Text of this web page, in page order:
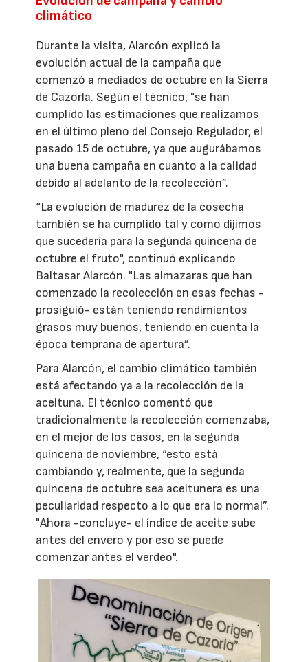
climático
Durante la visita, Alarcón explicó la
evolución actual de la campaña que
comenzó a mediados de octubre en la Sierra
de Cazorla. Según el técnico, "se han
cumplido las estimaciones que realizamos
en el último pleno del Consejo Regulador, el
pasado 15 de octubre, ya que augurábamos
una buena campaña en cuanto a la calidad
debido al adelanto de la recolección”.
“La evolución de madurez de la cosecha
también se ha cumplido tal y como dijimos
que sucedería para la segunda quincena de
octubre el fruto", continuó explicando
Baltasar Alarcón. "Las almazaras que han
comenzado la recolección en esas fechas -
prosiguió- están teniendo rendimientos
grasos muy buenos, teniendo en cuenta la
época temprana de apertura”.
Para Alarcón, el cambio climático también
está afectando ya a la recolección de la
aceituna. El técnico comentó que
tradicionalmente la recolección comenzaba,
en el mejor de los casos, en la segunda
quincena de noviembre, “esto está
cambiando y, realmente, que la segunda
quincena de octubre sea aceitunera es una
peculiaridad respecto a lo que era lo normal”.
"Ahora -concluye- el índice de aceite sube
antes del envero y por eso se puede
comenzar antes el verdeo".